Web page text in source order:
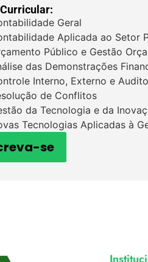
Geral
Aplicada ao Setor
Público e Gestão
das Demonstrações
Interno, Externo e
de Conflitos
da Tecnologia e da
Tecnologias Aplicadas à
se